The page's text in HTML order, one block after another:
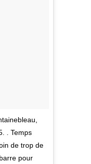
. Temps
de trop de
pour